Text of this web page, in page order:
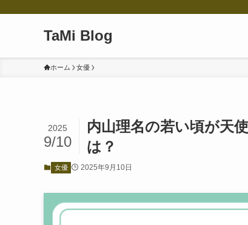
TaMi Blog
ホーム 女優
内山理名の若い頃が天
は？
2025
9/10
女優 2025年9月10日